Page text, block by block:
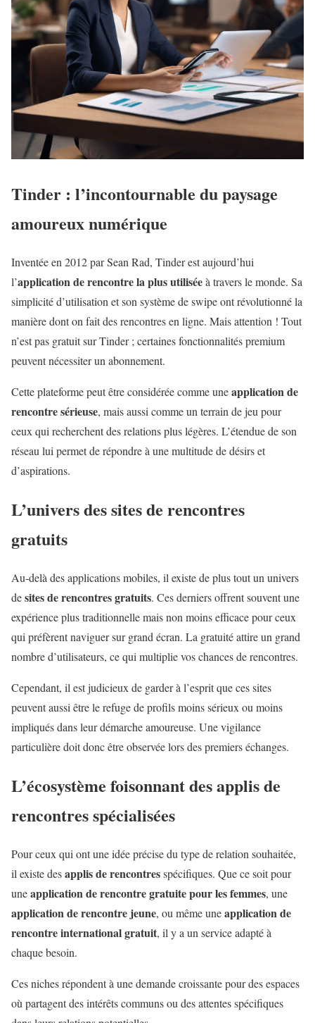
Tinder : l’incontournable du paysage
amoureux numérique
Inventée en 2012 par Sean Rad, Tinder est aujourd’hui
l’application de rencontre la plus utiliséeà travers le monde. Sa
simplicité d’utilisation et son système de swipe ont révolutionné la
manière dont on fait des rencontres en ligne. Mais attention ! Tout
n’est pas gratuit sur Tinder ; certaines fonctionnalités premium
peuvent nécessiter un abonnement.
Cette plateforme peut être considérée comme uneapplication de
rencontre sérieuse, mais aussi comme un terrain de jeu pour
ceux qui recherchent des relations plus légères. L’étendue de son
réseau lui permet de répondre à une multitude de désirs et
d’aspirations.
L’univers des sites de rencontres
gratuits
Au-delà des applications mobiles, il existe de plus tout un univers
desites de rencontres gratuits. Ces derniers offrent souvent une
expérience plus traditionnelle mais non moins efficace pour ceux
qui préfèrent naviguer sur grand écran. La gratuité attire un grand
nombre d’utilisateurs, ce qui multiplie vos chances de rencontres.
Cependant, il est judicieux de garder à l’esprit que ces sites
peuvent aussi être le refuge de profils moins sérieux ou moins
impliqués dans leur démarche amoureuse. Une vigilance
particulière doit donc être observée lors des premiers échanges.
L’écosystème foisonnant des applis de
rencontres spécialisées
Pour ceux qui ont une idée précise du type de relation souhaitée,
il existe desapplis de rencontresspécifiques. Que ce soit pour
uneapplication de rencontre gratuite pour les femmes, une
application de rencontre jeune, ou même uneapplication de
rencontre international gratuit, il y a un service adapté à
chaque besoin.
Ces niches répondent à une demande croissante pour des espaces
où partagent des intérêts communs ou des attentes spécifiques